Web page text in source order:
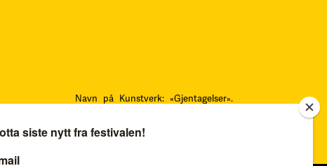
Navn på Kunstverk: «Gjentagelser».
Teknikk: Serigrafi.Foto: Øystein
Bjertnæs, BONO